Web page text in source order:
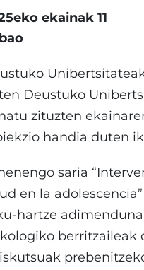
ekainak 11
Deustuko
zituzten
handia duten
saria
en la
hartze
berritzaileak